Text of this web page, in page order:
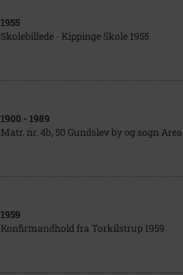
1955
Skolebillede - Kippinge Skole 1955
1900 - 1989
Matr. nr. 4b, 50 Gundslev by og sogn
1959
Konfirmandhold fra Torkilstrup 1959